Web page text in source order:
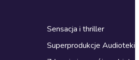
Sensacja i thriller
Superprodukcje Audioteki